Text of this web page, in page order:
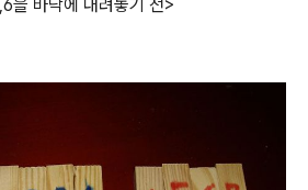
을 바닥에 내려놓기 전>